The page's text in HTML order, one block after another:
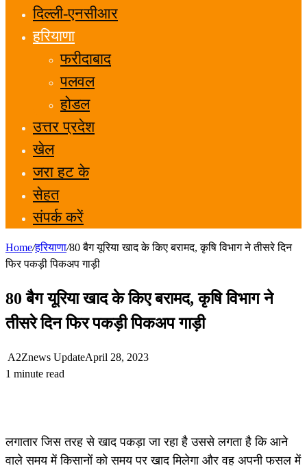
दिल्ली-एनसीआर
हरियाणा
फरीदाबाद
पलवल
होडल
उत्तर प्रदेश
खेल
जरा हट के
सेहत
संपर्क करें
Home/हरियाणा/80 बैग यूरिया खाद के किए बरामद, कृषि विभाग ने तीसरे दिन
फिर पकड़ी पिकअप गाड़ी
80 बैग यूरिया खाद के किए बरामद, कृषि विभाग ने
तीसरे दिन फिर पकड़ी पिकअप गाड़ी
A2Znews UpdateApril 28, 2023
1 minute read
लगातार जिस तरह से खाद पकड़ा जा रहा है उससे लगता है कि आने
वाले समय में किसानों को समय पर खाद मिलेगा और वह अपनी फसल में